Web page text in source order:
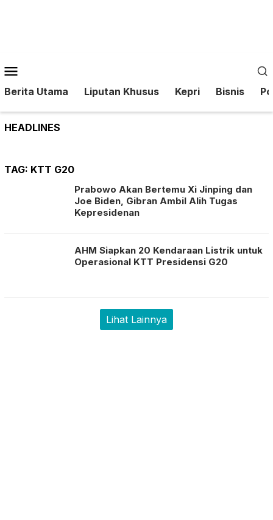
Mobile
Berita Utama Liputan Khusus Kepri Bisnis
HEADLINES
TAG: KTT G20
Prabowo Akan Bertemu Xi Jinping dan
Joe Biden, Gibran Ambil Alih Tugas
Kepresidenan
AHM Siapkan 20 Kendaraan Listrik untuk
Operasional KTT Presidensi G20
Lihat Lainnya